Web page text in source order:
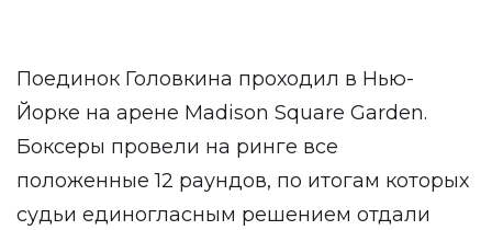
Поединок Головкина проходил в Нью-
Йорке на арене Madison Square Garden.
Боксеры провели на ринге все
положенные 12 раундов, по итогам которых
судьи единогласным решением отдали